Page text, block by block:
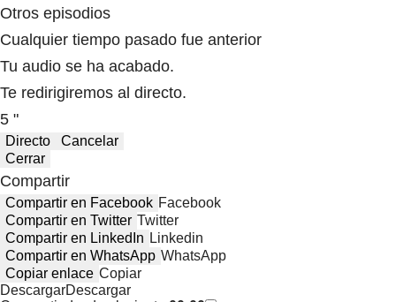
Otros episodios
Cualquier tiempo pasado fue anterior
Tu audio se ha acabado.
Te redirigiremos al directo.
5 "
Directo
Cancelar
Cerrar
Compartir
Compartir en Facebook Facebook
Compartir en Twitter Twitter
Compartir en LinkedIn Linkedin
Compartir en WhatsApp WhatsApp
Copiar enlace Copiar
DescargarDescargar